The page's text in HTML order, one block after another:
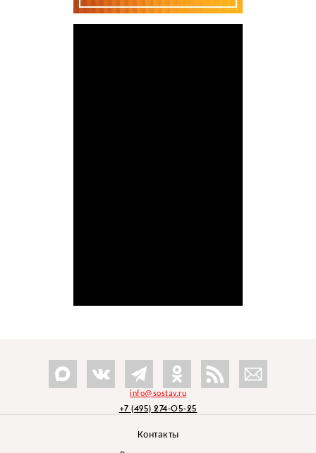
info@sostav.ru
+7 (495) 274-05-25
Контакты